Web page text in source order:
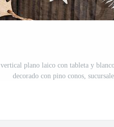
vertical plano laico con tableta y
decorado con pino conos,